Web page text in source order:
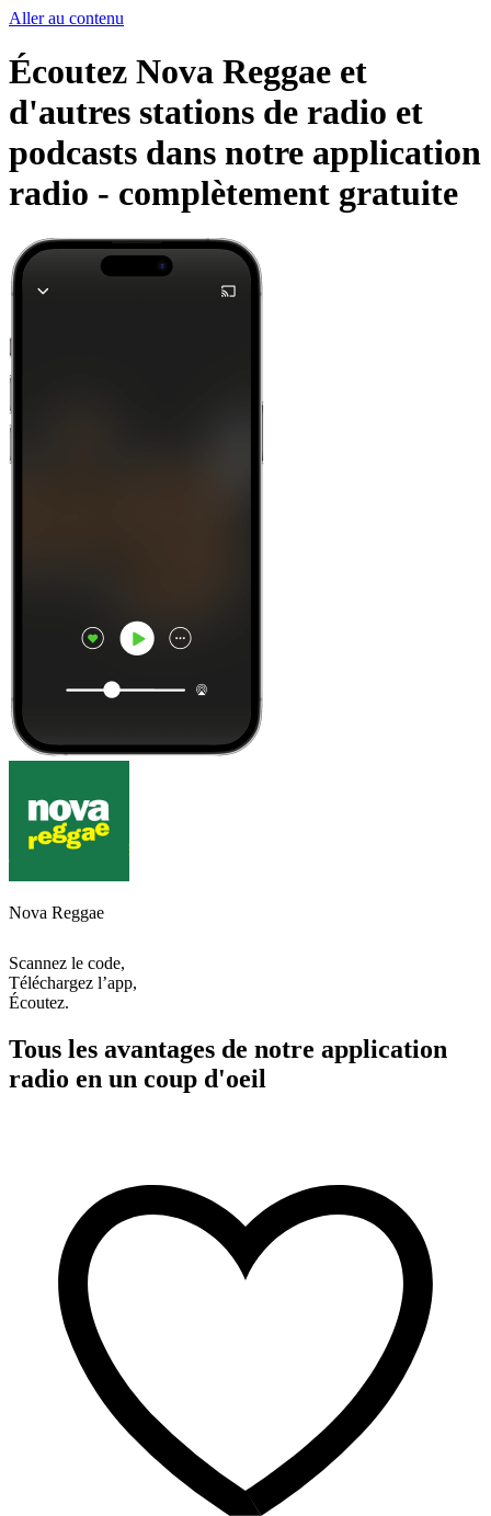
Aller au contenu
Écoutez Nova Reggae et
d'autres stations de radio et
podcasts dans notre application
radio - complètement gratuite
Nova Reggae
Scannez le code,
Téléchargez l’app,
Écoutez.
Tous les avantages de notre application
radio en un coup d'oeil